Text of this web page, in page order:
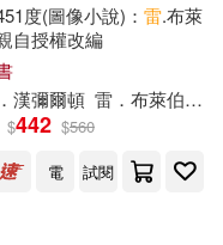
李乾朗 林文龍 楊彥杰 王
度(圖像小說)： 雷.布萊
自授權改編
漢彌爾頓 雷 ．布萊伯利
$442 $560
電
試閱